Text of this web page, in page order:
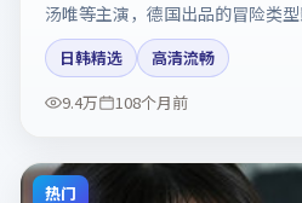
汤唯等主演，德国出品的冒险类
比例拿捏得当。剧情简介与主创
期以片方资料为准。
日韩精选
高清流畅
9.4万
108个月前
热门